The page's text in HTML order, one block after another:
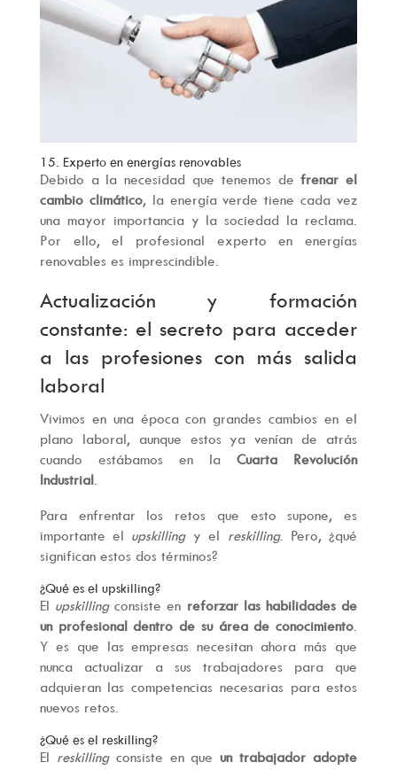
15. Experto en energías renovables
Debido a la necesidad que tenemos defrenar el
cambio climático, la energía verde tiene cada vez
una mayor importancia y la sociedad la reclama.
Por ello, el profesional experto en energías
renovables es imprescindible.
Actualización y formación
constante: el secreto para acceder
a las profesiones con más salida
laboral
Vivimos en una época con grandes cambios en el
plano laboral, aunque estos ya venían de atrás
cuando estábamos en laCuarta Revolución
Industrial.
Para enfrentar los retos que esto supone, es
importante el ​​upskillingy el reskilling. Pero, ¿qué
significan estos dos términos?
¿Qué es el upskilling?
El upskillingconsiste en reforzar las habilidades de
un profesional dentro de su área de conocimiento
Y es que las empresas necesitan ahora más que
nunca actualizar a sus trabajadores para que
adquieran las competencias necesarias para estos
nuevos retos.
¿Qué es el reskilling?
El reskilling consiste en queun trabajador adopte